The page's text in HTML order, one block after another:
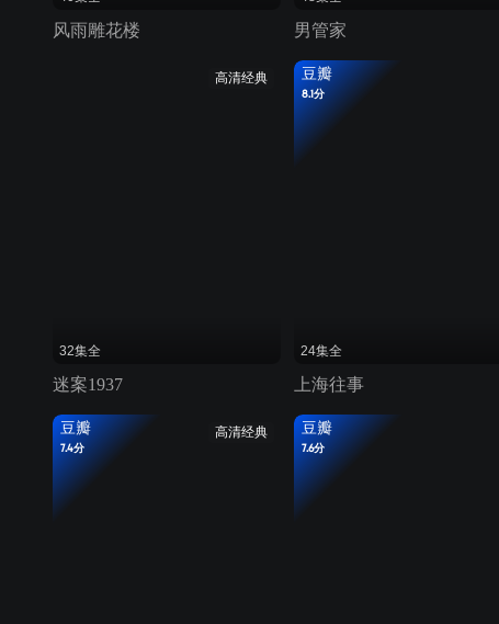
风雨雕花楼 男管家
高清经典
32集全
迷案1937
豆瓣
8.1分
24集全
上海往事
高清经典
豆瓣
7.4分
豆瓣
7.6分